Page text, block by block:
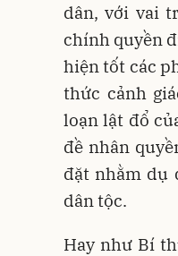
dân, với vai
chính quyền
hiện tốt các
thức cảnh
loạn lật đổ
đề nhân
đặt nhằm dụ
dân tộc.
Hay như Bí